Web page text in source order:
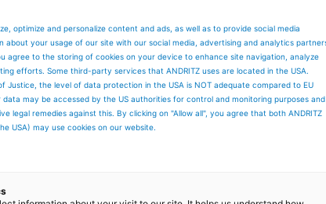
optimize and personalize content and ads, as well as to provide social media
about your usage of our site with our social media, advertising and analytics
agree to the storing of cookies on your device to enhance site navigation, analyze
efforts. Some third-party services that ANDRITZ uses are located in the USA.
Justice, the level of data protection in the USA is NOT adequate compared to EU
may be accessed by the US authorities for control and monitoring purposes and
legal remedies against this. By clicking on "Allow all", you agree that both ANDRITZ
USA) may use cookies on our website.